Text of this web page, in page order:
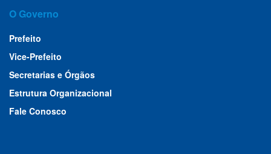
O Governo
Prefeito
Vice-Prefeito
Secretarias e Órgãos
Estrutura Organizacional
Fale Conosco